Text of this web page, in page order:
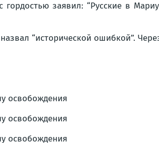
заявил: “Русские в
“исторической ошибкой”.